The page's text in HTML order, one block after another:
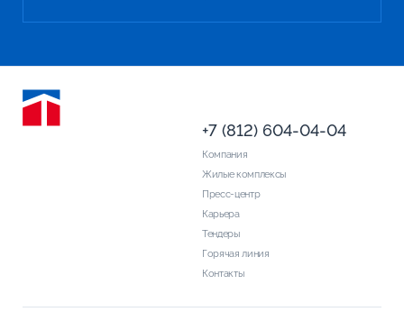
Компания
Жилые комплексы
Пресс-центр
Карьера
Тендеры
Горячая линия
Контакты
+7 (812) 604-04-04